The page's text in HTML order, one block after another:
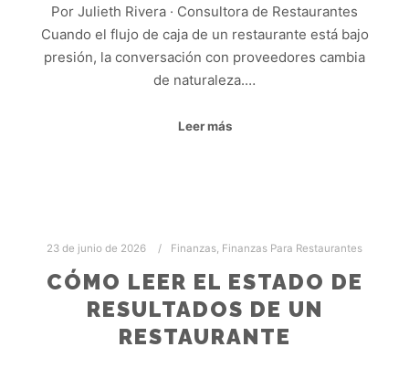
Por Julieth Rivera · Consultora de Restaurantes
Cuando el flujo de caja de un restaurante está bajo
presión, la conversación con proveedores cambia
de naturaleza.…
Leer más
23 de junio de 2026 Finanzas, Finanzas Para Restaurantes
CÓMO LEER EL ESTADO DE
RESULTADOS DE UN
RESTAURANTE